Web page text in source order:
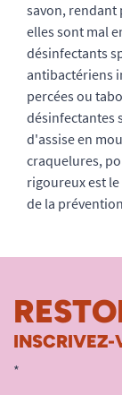
savon, rendant
elles sont mal
désinfectants
antibactériens
percées ou
désinfectantes
d'assise en
craquelures,
rigoureux est
de la
INSCRIVEZ-
*